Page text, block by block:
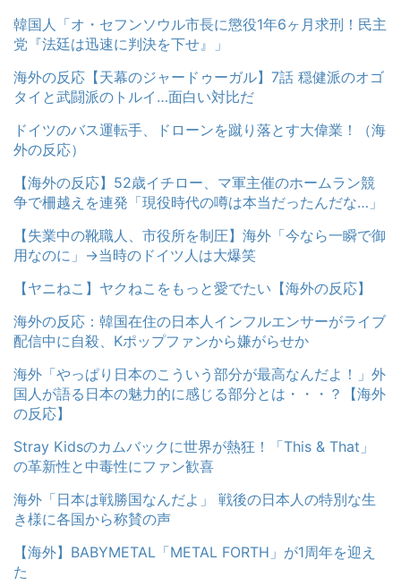
韓国人「オ・セフンソウル市長に懲役1年6ヶ月求刑！民主
党『法廷は迅速に判決を下せ』」
海外の反応【天幕のジャードゥーガル】7話 穏健派のオゴ
タイと武闘派のトルイ…面白い対比だ
ドイツのバス運転手、ドローンを蹴り落とす大偉業！（海
外の反応）
【海外の反応】52歳イチロー、マ軍主催のホームラン競
争で柵越えを連発「現役時代の噂は本当だったんだな…」
【失業中の靴職人、市役所を制圧】海外「今なら一瞬で御
用なのに」→当時のドイツ人は大爆笑
【ヤニねこ】ヤクねこをもっと愛でたい【海外の反応】
海外の反応：韓国在住の日本人インフルエンサーがライブ
配信中に自殺、Kポップファンから嫌がらせか
海外「やっぱり日本のこういう部分が最高なんだよ！」外
国人が語る日本の魅力的に感じる部分とは・・・？【海外
の反応】
Stray Kidsのカムバックに世界が熱狂！「This & That」
の革新性と中毒性にファン歓喜
海外「日本は戦勝国なんだよ」 戦後の日本人の特別な生
き様に各国から称賛の声
【海外】BABYMETAL「METAL FORTH」が1周年を迎え
た